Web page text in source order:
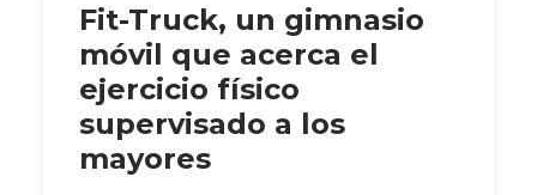
Fit-Truck, un gimnasio
móvil que acerca el
ejercicio físico
supervisado a los
mayores